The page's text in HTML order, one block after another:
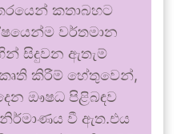
කතාබහට
වර්තමාන
සිදුවන ඇතැම්
කිරීම් හේතුවෙන්,
ඖෂධ පිළිබඳව
වී ඇත.එය